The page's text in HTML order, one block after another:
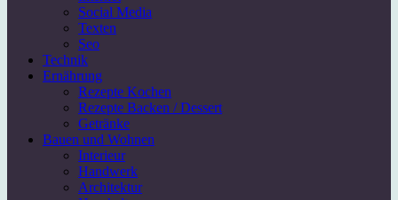
Social Media
Texten
Seo
Technik
Ernährung
Rezepte Kochen
Rezepte Backen / Dessert
Getränke
Bauen und Wohnen
Interieur
Handwerk
Architektur